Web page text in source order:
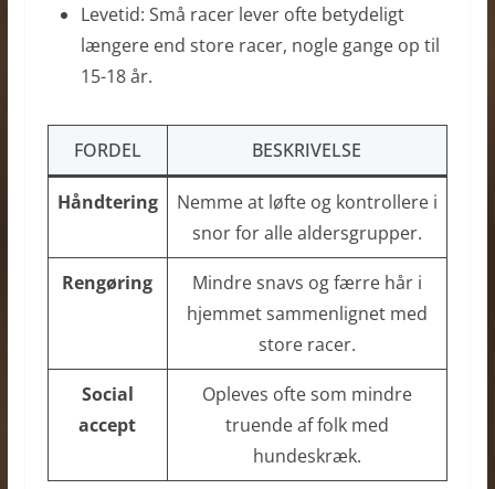
Levetid: Små racer lever ofte betydeligt
længere end store racer, nogle gange op til
15-18 år.
FORDEL BESKRIVELSE
Håndtering
Nemme at løfte og kontrollere i
snor for alle aldersgrupper.
Rengøring
Mindre snavs og færre hår i
hjemmet sammenlignet med
store racer.
Social
accept
Opleves ofte som mindre
truende af folk med
hundeskræk.